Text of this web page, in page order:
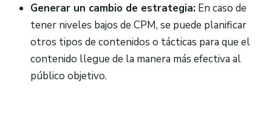
Generar un cambio de estrategia:En caso de
tener niveles bajos de CPM, se puede planificar
otros tipos de contenidos o tácticas para que el
contenido llegue de la manera más efectiva al
público objetivo.